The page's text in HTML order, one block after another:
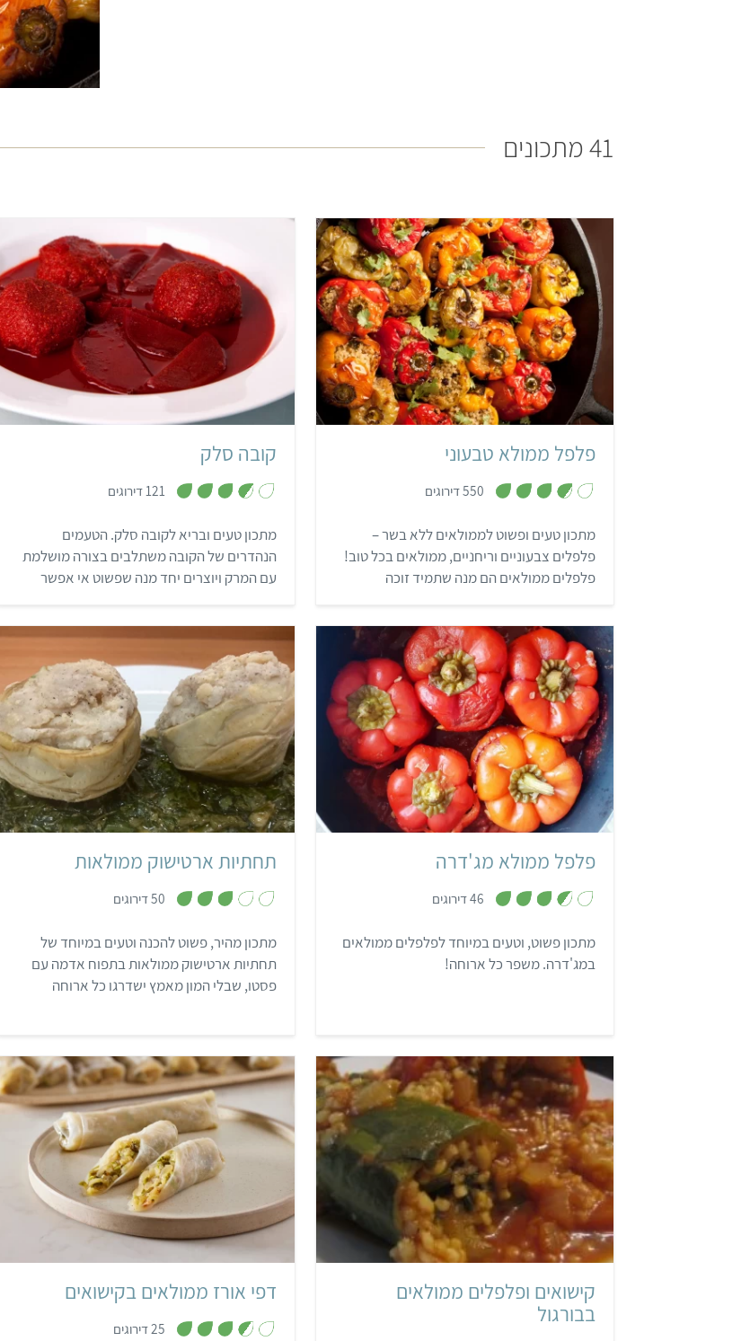
41 מתכונים
בינוני
שעה ו-20 דקות
6 פלפלים ממולאים
פלפל ממולא טבעוני
550 דירוגים
מ
ת
ו
ך
5
מתכון טעים ופשוט לממולאים ללא בשר –
פלפלים צבעוניים וריחניים, ממולאים בכל טוב!
פלפלים ממולאים הם מנה שתמיד זוכה
קשה
שעתיים
15 קובות (5 מנות מרק)
עיראקי
קובה סלק
121 דירוגים 3
מ
ו
ך
5
מתכון טעים ובריא לקובה סלק. הטעמים
הנהדרים של הקובה משתלבים בצורה מושלמת
עם המרק ויוצרים יחד מנה שפשוט אי אפשר
תגובות נלהבות!
קל 6 מנות
פלפל ממולא מג'דרה
46 דירוגים
מ
מתכון פשוט, וטעים במיוחד לפלפלים ממולאים
במג'דרה. משפר כל ארוחה!
קל 25 דקות 8-10 מנות
תחתיות ארטישוק ממולאות
50 דירוגים 3
ו
5
מתכון מהיר, פשוט להכנה וטעים במיוחד של
תחתיות ארטישוק ממולאות בתפוח אדמה עם
פסטו, שבלי המון מאמץ ישדרגו כל ארוחה
בינוני שעה ו-30 דקות
קישואים ופלפלים ממולאים
בבורגול
קל
דפי אורז ממולאים בקישואים
25 דירוגים 3